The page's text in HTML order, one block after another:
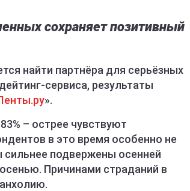
сохраняет позитивный
найти партнёра для серьёзных
сервиса, результаты
».
– острее чувствуют
в это время особенно не
подвержены осенней
Причинами страданий в